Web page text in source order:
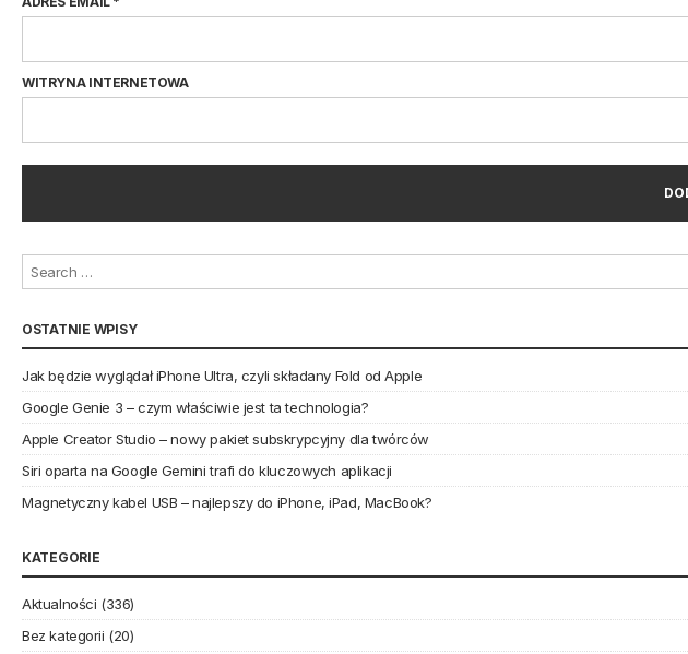
WITRYNA INTERNETOWA
OSTATNIE WPISY
Jak będzie wyglądał iPhone Ultra, czyli składany Fold od Apple
Google Genie 3 – czym właściwie jest ta technologia?
Apple Creator Studio – nowy pakiet subskrypcyjny dla twórców
Siri oparta na Google Gemini trafi do kluczowych aplikacji
Magnetyczny kabel USB – najlepszy do iPhone, iPad, MacBook?
KATEGORIE
Aktualności (336)
Bez kategorii (20)